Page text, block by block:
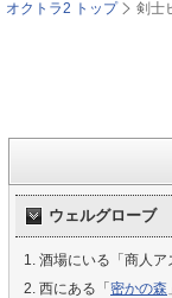
オクトラ2 トップ 剣士
ウェルグローブ
酒場にいる「商人ア
西にある「 密かの森